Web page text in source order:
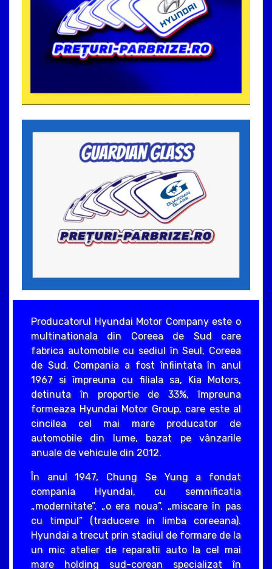
Producatorul Hyundai Motor Company este o
multinationala din Coreea de Sud care
fabrica automobile cu sediul în Seul, Coreea
de Sud. Compania a fost înfiintata în anul
1967 si împreuna cu filiala sa, Kia Motors,
detinuta în proportie de 33%, împreuna
formeaza Hyundai Motor Group, care este al
cincilea cel mai mare producator de
automobile din lume, bazat pe vânzarile
anuale de vehicule din 2012.
În anul 1947, Chung Se Yung a fondat
compania Hyundai, cu semnificatia
„modernitate”, „o era noua”, „miscare în pas
cu timpul” (traducere in limba coreeana).
Hyundai a trecut prin stadiul de formare de la
un mic atelier de reparatii auto la cel mai
mare holding sud-corean specializat în